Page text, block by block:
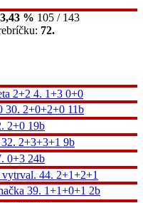
% 105 / 143
72.
2+2 4. 1+3 0+0
30. 2+0+2+0 11b
2+0 19b
32. 2+3+3+1 9b
0+3 24b
vytrval. 44. 2+1+2+1
39. 1+1+0+1 2b